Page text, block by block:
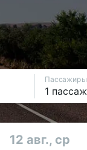
Пассажиры
12 авг., ср